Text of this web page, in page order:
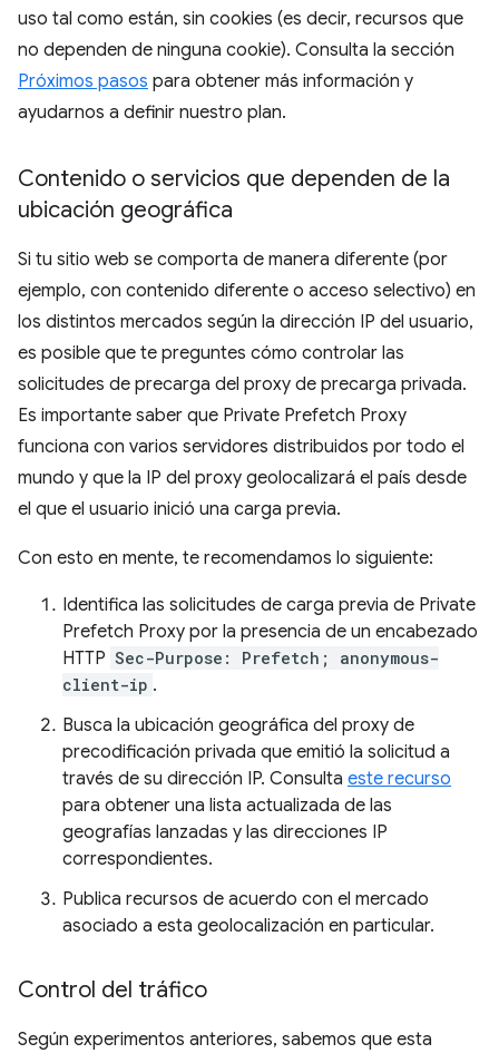
uso tal como están, sin cookies (es decir, recursos que
no dependen de ninguna cookie). Consulta la sección
Próximos pasos para obtener más información y
ayudarnos a definir nuestro plan.
Contenido o servicios que dependen de la
ubicación geográfica
Si tu sitio web se comporta de manera diferente (por
ejemplo, con contenido diferente o acceso selectivo) en
los distintos mercados según la dirección IP del usuario,
es posible que te preguntes cómo controlar las
solicitudes de precarga del proxy de precarga privada.
Es importante saber que Private Prefetch Proxy
funciona con varios servidores distribuidos por todo el
mundo y que la IP del proxy geolocalizará el país desde
el que el usuario inició una carga previa.
Con esto en mente, te recomendamos lo siguiente:
Identifica las solicitudes de carga previa de Private
Prefetch Proxy por la presencia de un encabezado
HTTP Sec-Purpose: Prefetch; anonymous-
client-ip .
Busca la ubicación geográfica del proxy de
precodificación privada que emitió la solicitud a
través de su dirección IP. Consulta este recurso
para obtener una lista actualizada de las
geografías lanzadas y las direcciones IP
correspondientes.
Publica recursos de acuerdo con el mercado
asociado a esta geolocalización en particular.
Control del tráfico
Según experimentos anteriores, sabemos que esta